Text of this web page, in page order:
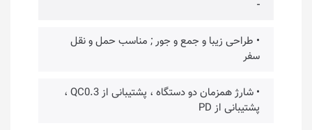
-
• طراحی زیبا و جمع و جور ; مناسب حمل و نقل
سفر
• شارژ همزمان دو دستگاه ، پشتیبانی از QC0.3 ،
پشتیبانی از PD